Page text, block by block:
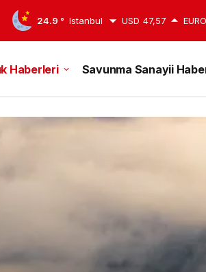
24.9 ° Istanbul USD 47,57 EURO
Haberleri Savunma Sanayii